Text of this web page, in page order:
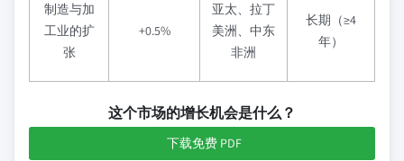
制造与加
工业的扩
张
+0.5%
亚太、拉丁
美洲、中东
非洲
长期（≥4
年）
这个市场的增长机会是什么？
下载免费 PDF